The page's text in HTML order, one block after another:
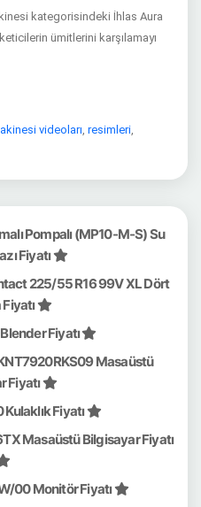
kategorisindeki İhlas Aura
ümitlerini karşılamayı
videoları, resimleri,
Pompalı (MP10-M-S) Su
Fiyatı
225/55 R16 99V XL Dört
Fiyatı
Masaüstü
Fiyatı
Fiyatı
Masaüstü Bilgisayar Fiyatı
00 Monitör Fiyatı